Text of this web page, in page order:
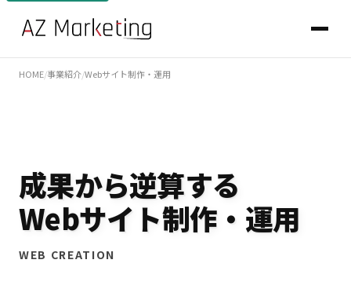
HOME/事業紹介/Webサイト制作・運用
成果から逆算する
Webサイト制作・運用
WEB CREATION